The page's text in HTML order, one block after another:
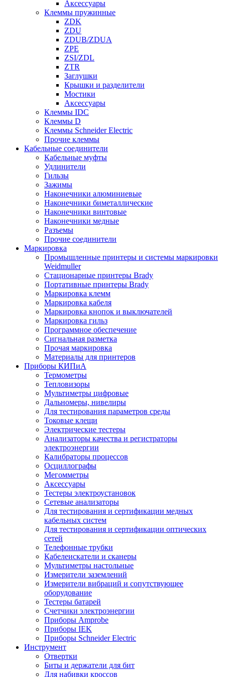
Аксессуары
Клеммы пружинные
ZDK
ZDU
ZDUB/ZDUA
ZPE
ZSI/ZDL
ZTR
Заглушки
Крышки и разделители
Мостики
Аксессуары
Клеммы IDC
Клеммы D
Клеммы Schneider Electric
Прочие клеммы
Кабельные соединители
Кабельные муфты
Удлинители
Гильзы
Зажимы
Наконечники алюминиевые
Наконечники биметаллические
Наконечники винтовые
Наконечники медные
Разъемы
Прочие соединители
Маркировка
Промышленные принтеры и системы маркировки
Weidmuller
Стационарные принтеры Brady
Портативные принтеры Brady
Маркировка клемм
Маркировка кабеля
Маркировка кнопок и выключателей
Маркировка гильз
Программное обеспечение
Сигнальная разметка
Прочая маркировка
Материалы для принтеров
Приборы КИПиА
Термометры
Тепловизоры
Мультиметры цифровые
Дальномеры, нивелиры
Для тестирования параметров среды
Токовые клещи
Электрические тестеры
Анализаторы качества и регистраторы
электроэнергии
Калибраторы процессов
Осциллографы
Мегомметры
Аксессуары
Тестеры электроустановок
Сетевые анализаторы
Для тестирования и сертификации медных
кабельных систем
Для тестирования и сертификации оптических
сетей
Телефонные трубки
Кабелеискатели и сканеры
Мультиметры настольные
Измерители заземлений
Измерители вибраций и сопутствующее
оборудование
Тестеры батарей
Счетчики электроэнергии
Приборы Amprobe
Приборы IEK
Приборы Schneider Electric
Инструмент
Отвертки
Биты и держатели для бит
Для набивки кроссов